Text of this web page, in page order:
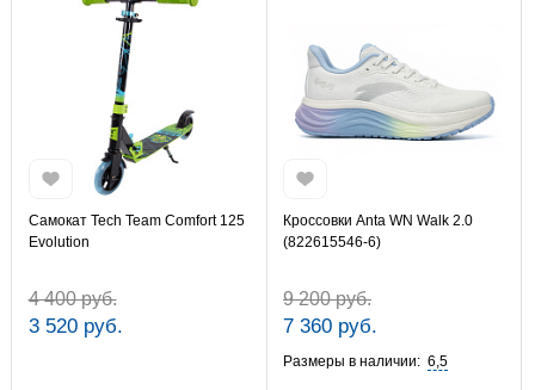
Самокат Tech Team Comfort 125
Evolution
4 400 руб.
3 520 руб.
Кроссовки Anta WN Walk 2.0
(822615546-6)
9 200 руб.
7 360 руб.
Размеры в наличии: 6,5